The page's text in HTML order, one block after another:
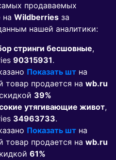
продаваемых
на Wildberries за
нашей аналитики:
стринги бесшовные,
90315931.
Показать шт на
товар продается на wb.ru
39%
утягивающие живот,
34963733.
Показать шт на
товар продается на wb.ru
61%